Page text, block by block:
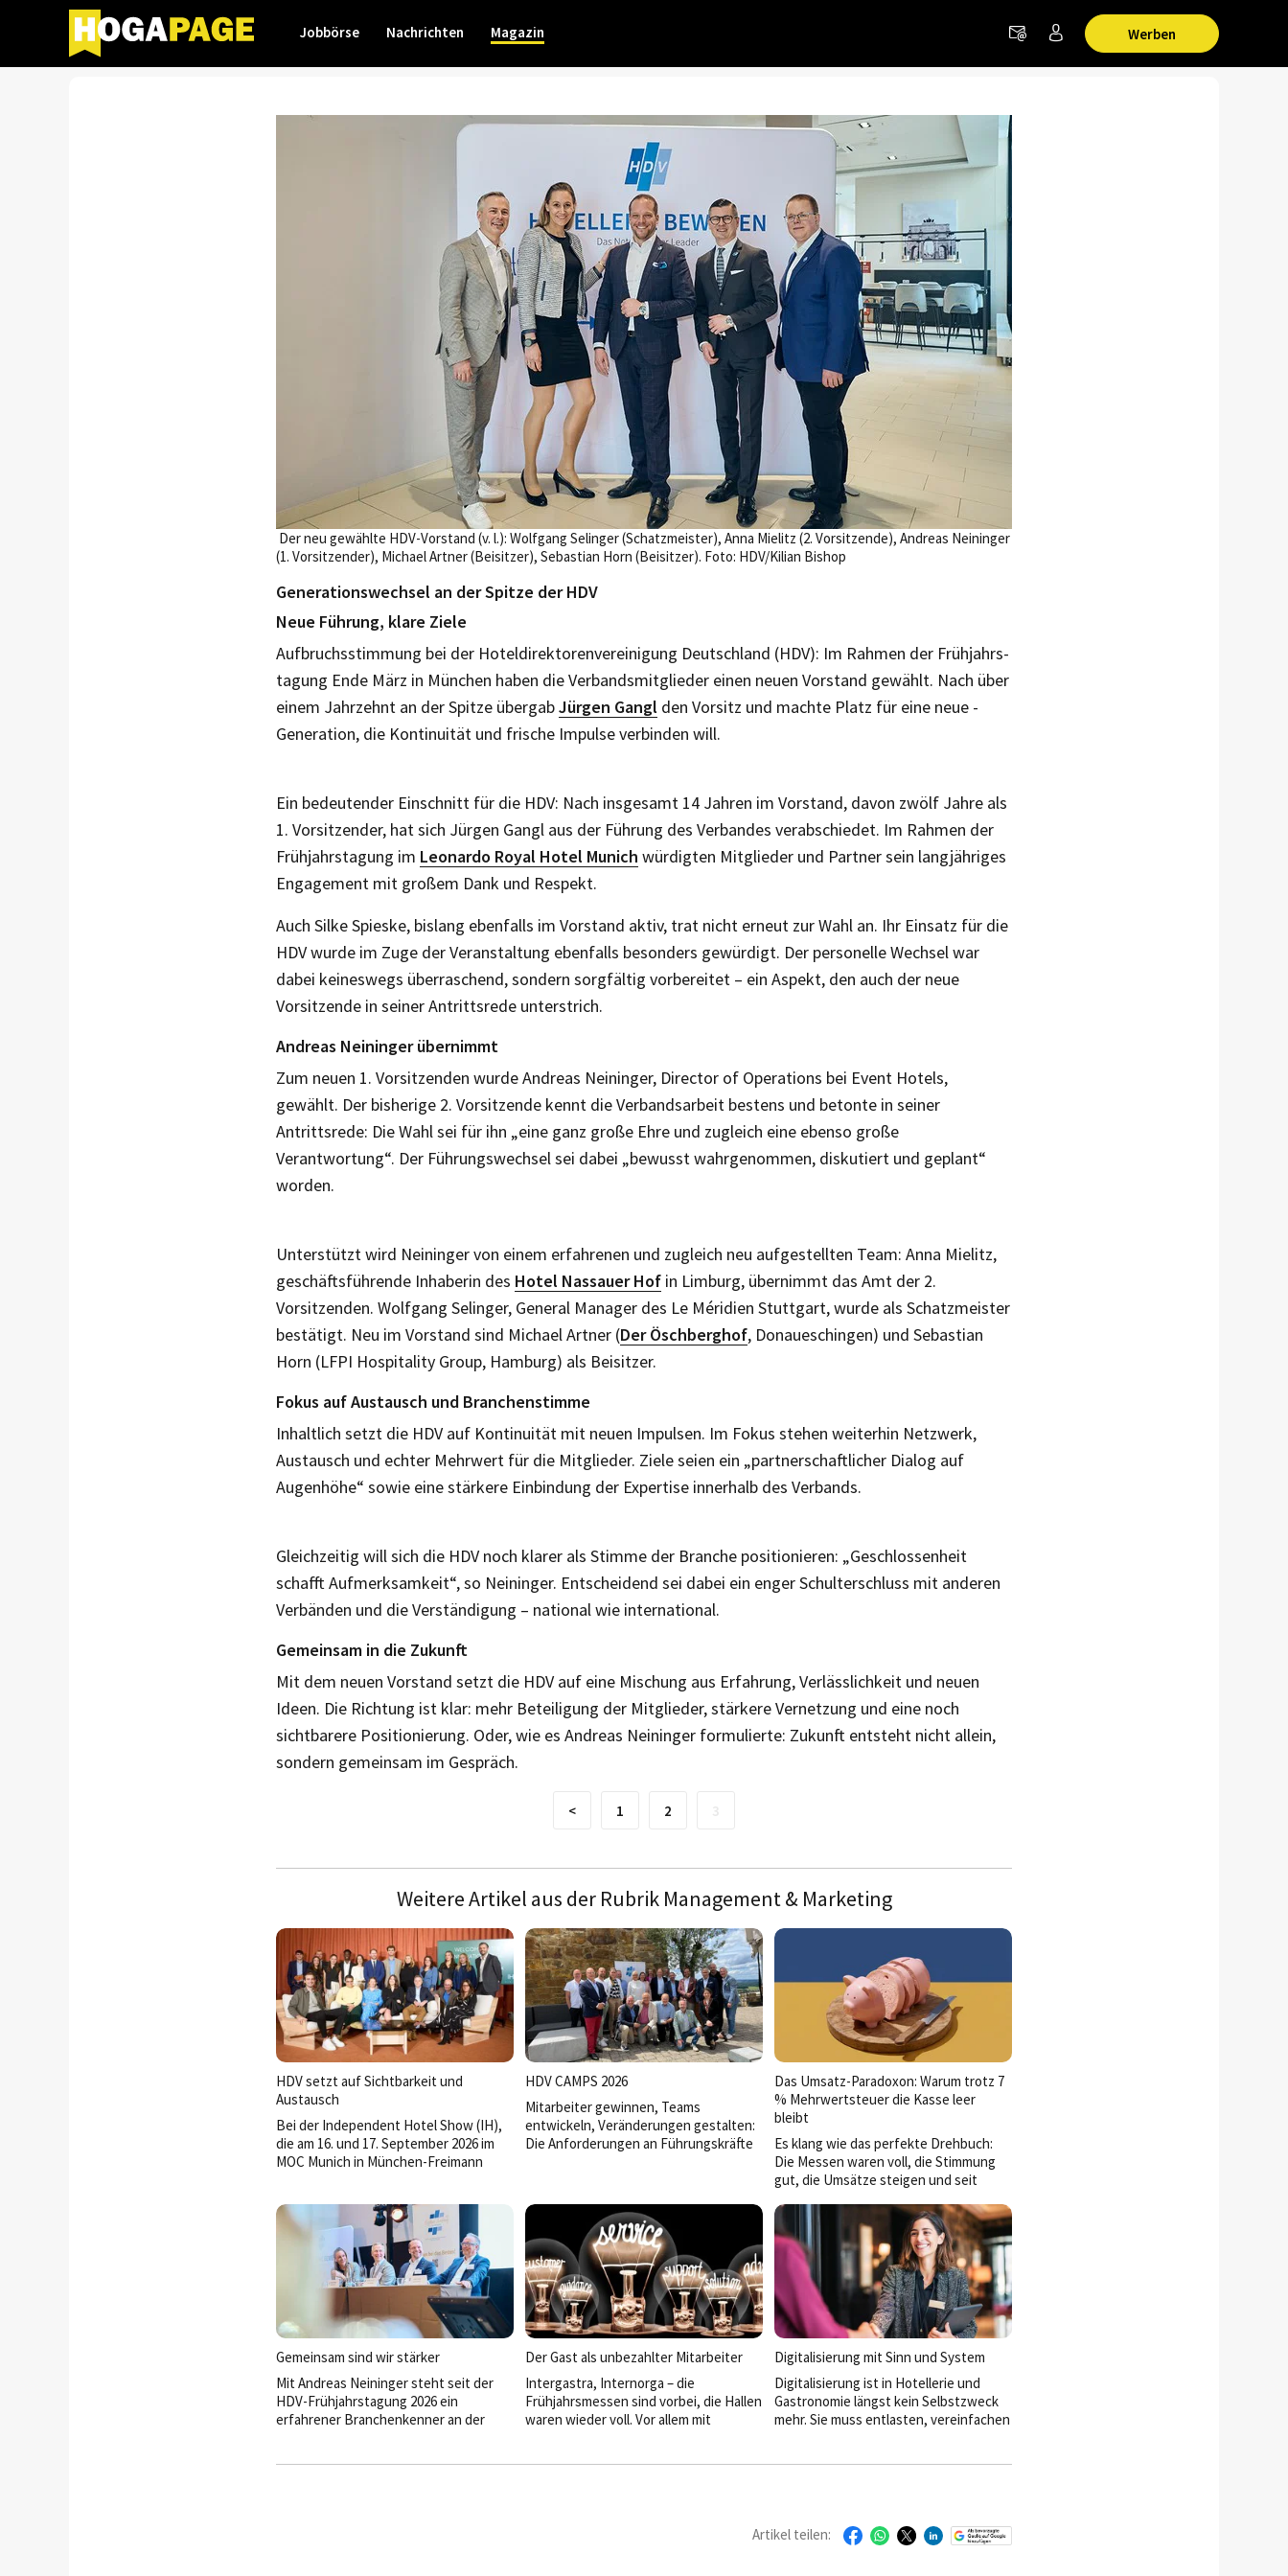
Werben
Jobbörse Nachrichten Magazin
Der neu gewählte HDV-Vorstand (v. l.): Wolfgang Selinger (Schatzmeister), Anna Mielitz (2. Vorsitzende), Andreas Neininger
(1. Vorsitzender), Michael Artner (Beisitzer), Sebastian Horn (Beisitzer). Foto: HDV/Kilian Bishop
Generationswechsel an der Spitze der HDV
Neue Führung, klare Ziele
Aufbruchsstimmung bei der Hoteldirektorenvereinigung Deutschland (HDV): Im Rahmen der Frühjahrs­
tagung Ende März in München haben die Verbandsmitglieder einen neuen Vorstand gewählt. Nach über
einem Jahrzehnt an der Spitze übergabJürgen Gangl den Vorsitz und machte Platz für eine neue ­
Generation, die Kontinuität und frische Impulse verbinden will.
Ein bedeutender Einschnitt für die HDV: Nach insgesamt 14 Jahren im Vorstand, davon zwölf Jahre als
1. Vorsitzender, hat sich Jürgen Gangl aus der Führung des Verbandes verabschiedet. Im Rahmen der
Frühjahrstagung im Leonardo Royal Hotel Munich würdigten Mitglieder und Partner sein langjähriges
Engagement mit großem Dank und Respekt.
Auch Silke Spieske, bislang ebenfalls im Vorstand aktiv, trat nicht erneut zur Wahl an. Ihr Einsatz für die
HDV wurde im Zuge der Veranstaltung ebenfalls besonders gewürdigt. Der personelle Wechsel war
dabei keineswegs überraschend, sondern sorgfältig vorbereitet – ein Aspekt, den auch der neue
Vorsitzende in seiner Antrittsrede unterstrich.
Andreas Neininger übernimmt
Zum neuen 1. Vorsitzenden wurde Andreas Neininger, Director of Operations bei Event Hotels,
gewählt. Der bisherige 2. Vorsitzende kennt die Verbandsarbeit bestens und betonte in seiner
Antrittsrede: Die Wahl sei für ihn „eine ganz große Ehre und zugleich eine ebenso große
Verantwortung“. Der Führungswechsel sei dabei „bewusst wahrgenommen, diskutiert und geplant“
worden.
Unterstützt wird Neininger von einem erfahrenen und zugleich neu aufgestellten Team: Anna Mielitz,
geschäftsführende Inhaberin des Hotel Nassauer Hof in Limburg, übernimmt das Amt der 2.
Vorsitzenden. Wolfgang Selinger, General Manager des Le Méridien Stuttgart, wurde als Schatzmeister
bestätigt. Neu im Vorstand sind Michael Artner (Der Öschberghof, Donaueschingen) und Sebastian
Horn (LFPI Hospitality Group, Hamburg) als Beisitzer.
Fokus auf Austausch und Branchenstimme
Inhaltlich setzt die HDV auf Kontinuität mit neuen Impulsen. Im Fokus stehen weiterhin Netzwerk,
Austausch und echter Mehrwert für die Mitglieder. Ziele seien ein „partnerschaftlicher Dialog auf
Augenhöhe“ sowie eine stärkere Einbindung der Expertise innerhalb des Verbands.
Gleichzeitig will sich die HDV noch klarer als Stimme der Branche positionieren: „Geschlossenheit
schafft Aufmerksamkeit“, so Neininger. Entscheidend sei dabei ein enger Schulterschluss mit anderen
Verbänden und die Verständigung – national wie international.
Gemeinsam in die Zukunft
Mit dem neuen Vorstand setzt die HDV auf eine Mischung aus Erfahrung, Verlässlichkeit und neuen
Ideen. Die Richtung ist klar: mehr Beteiligung der Mitglieder, stärkere Vernetzung und eine noch
sichtba­rere Positionierung. Oder, wie es Andreas Neininger formulierte: Zukunft entsteht nicht allein,
sondern gemeinsam im Gespräch.
< 1 2
Weitere Artikel aus der Rubrik Management & Marketing
HDV setzt auf Sichtbarkeit und
Austausch
Bei der Independent Hotel Show (IH),
die am 16. und 17. September 2026 im
MOC Munich in München-Freimann
Deutschland (HDV) diesmal voll dabei.
HDV CAMPS 2026
Mitarbeiter gewinnen, Teams
entwickeln, Veränderungen gestalten:
Die Anforderungen an Führungskräfte
ausmacht.
Das Umsatz-Paradoxon: Warum trotz 7
% Mehrwertsteuer die Kasse leer
bleibt
Es klang wie das perfekte Drehbuch:
Die Messen waren voll, die Stimmung
gut, die Umsätze steigen und seit
den 7 Prozent Umsatzsteuer auf
Speisen.
Gemeinsam sind wir stärker
Mit Andreas Neininger steht seit der
HDV-Frühjahrstagung 2026 ein
erfahrener Branchenkenner an der
Der Gast als unbezahlter Mitarbeiter
Intergastra, Internorga – die
Frühjahrsmessen sind vorbei, die Hallen
waren wieder voll. Vor allem mit
Digitalisierung mit Sinn und System
Digitalisierung ist in Hotellerie und
Gastronomie längst kein Selbstzweck
mehr. Sie muss entlasten, vereinfachen
mit spürbarem Mehrwert für Mitglieder
und Lieferanten.
Artikel teilen: